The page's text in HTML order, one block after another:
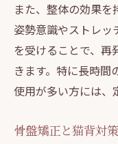
また、整体の効果
姿勢意識やストレッ
を受けることで、再
きます。特に長時間
使用が多い方には、
骨盤矯正と猫背対